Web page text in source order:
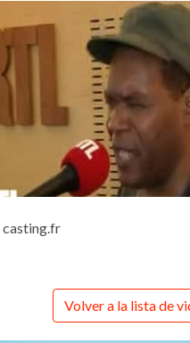
casting.fr
Volver a la lista de